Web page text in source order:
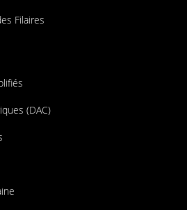
Filaires
(DAC)